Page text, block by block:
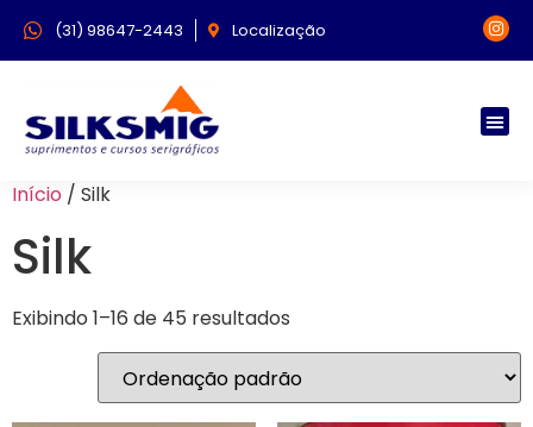
(31) 98647-2443 Localização
Início / Silk
Silk
Exibindo 1–16 de 45 resultados